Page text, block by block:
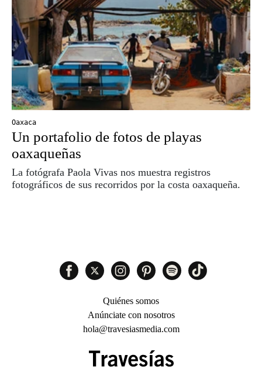
Oaxaca
Un portafolio de fotos de playas
oaxaqueñas
La fotógrafa Paola Vivas nos muestra registros
fotográficos de sus recorridos por la costa oaxaqueña.
Quiénes somos
Anúnciate con nosotros
hola@travesiasmedia.com